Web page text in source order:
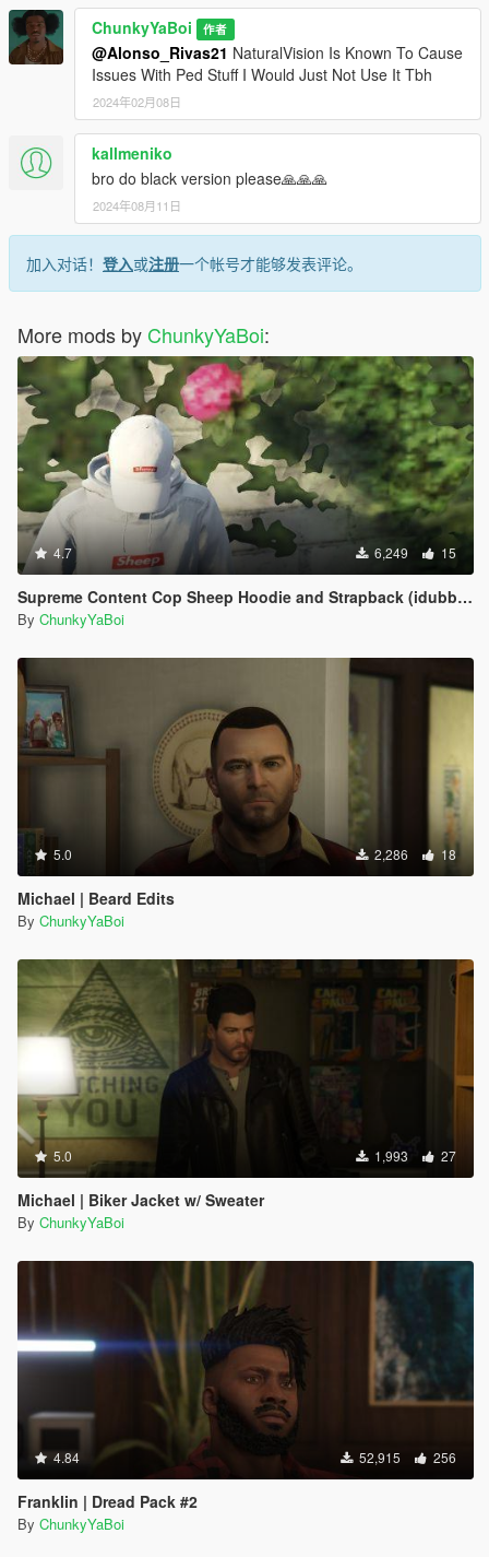
ChunkyYaBoi 作者
@Alonso_Rivas21 NaturalVision Is Known To Cause
Issues With Ped Stuff I Would Just Not Use It Tbh
2024年02月08日
kallmeniko
bro do black version please🙏🙏🙏
2024年08月11日
加入对话！ 登入或注册一个帐号才能够发表评论。
More mods by ChunkyYaBoi:
4.7 6,249 15
Supreme Content Cop Sheep Hoodie and Strapback (idubbbz)
By ChunkyYaBoi
5.0 2,286 18
Michael | Beard Edits
By ChunkyYaBoi
5.0 1,993 27
Michael | Biker Jacket w/ Sweater
By ChunkyYaBoi
4.84 52,915 256
Franklin | Dread Pack #2
By ChunkyYaBoi